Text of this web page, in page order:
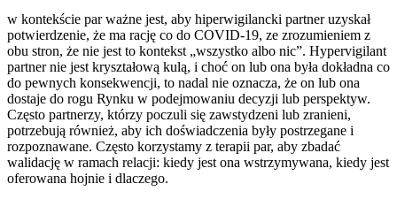
w kontekście par ważne jest, aby hiperwigilancki partner uzyskał
potwierdzenie, że ma rację co do COVID-19, ze zrozumieniem z
obu stron, że nie jest to kontekst „wszystko albo nic”. Hypervigilant
partner nie jest kryształową kulą, i choć on lub ona była dokładna co
do pewnych konsekwencji, to nadal nie oznacza, że on lub ona
dostaje do rogu Rynku w podejmowaniu decyzji lub perspektyw.
Często partnerzy, którzy poczuli się zawstydzeni lub zranieni,
potrzebują również, aby ich doświadczenia były postrzegane i
rozpoznawane. Często korzystamy z terapii par, aby zbadać
walidację w ramach relacji: kiedy jest ona wstrzymywana, kiedy jest
oferowana hojnie i dlaczego.